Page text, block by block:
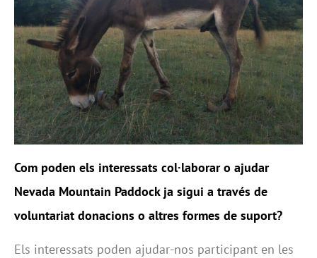
Com poden els interessats col·laborar o ajudar
Nevada Mountain Paddock ja sigui a través de
voluntariat donacions o altres formes de suport?
Els interessats poden ajudar-nos participant en les